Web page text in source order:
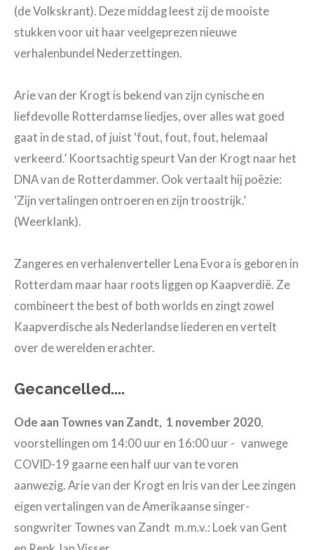
(de Volkskrant). Deze middag leest zij de mooiste
stukken voor uit haar veelgeprezen nieuwe
verhalenbundel Nederzettingen.
Arie van der Krogt is bekend van zijn cynische en
liefdevolle Rotterdamse liedjes, over alles wat goed
gaat in de stad, of juist ‘fout, fout, fout, helemaal
verkeerd.’ Koortsachtig speurt Van der Krogt naar het
DNA van de Rotterdammer. Ook vertaalt hij poëzie:
‘Zijn vertalingen ontroeren en zijn troostrijk.’
(Weerklank).
Zangeres en verhalenverteller Lena Evora is geboren in
Rotterdam maar haar roots liggen op Kaapverdië. Ze
combineert the best of both worlds en zingt zowel
Kaapverdische als Nederlandse liederen en vertelt
over de werelden erachter.
Gecancelled....
Ode aan Townes van Zandt, 1 november 2020,
voorstellingen om 14:00 uur en 16:00 uur - vanwege
COVID-19 gaarne een half uur van te voren
aanwezig. Arie van der Krogt en Iris van der Lee zingen
eigen vertalingen van de Amerikaanse singer-
songwriter Townes van Zandt m.m.v.: Loek van Gent